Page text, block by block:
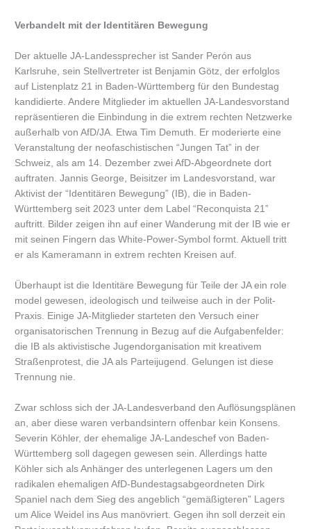
Verbandelt mit der Identitären Bewegung
Der aktuelle JA-Landessprecher ist Sander Perón aus
Karlsruhe, sein Stellvertreter ist Benjamin Götz, der erfolglos
auf Listenplatz 21 in Baden-Württemberg für den Bundestag
kandidierte. Andere Mitglieder im aktuellen JA-Landesvorstand
repräsentieren die Einbindung in die extrem rechten Netzwerke
außerhalb von AfD/JA. Etwa Tim Demuth. Er moderierte eine
Veranstaltung der neofaschistischen “Jungen Tat” in der
Schweiz, als am 14. Dezember zwei AfD-Abgeordnete dort
auftraten. Jannis George, Beisitzer im Landesvorstand, war
Aktivist der “Identitären Bewegung” (IB), die in Baden-
Württemberg seit 2023 unter dem Label “Reconquista 21”
auftritt. Bilder zeigen ihn auf einer Wanderung mit der IB wie er
mit seinen Fingern das White-Power-Symbol formt. Aktuell tritt
er als Kameramann in extrem rechten Kreisen auf.
Überhaupt ist die Identitäre Bewegung für Teile der JA ein role
model gewesen, ideologisch und teilweise auch in der Polit-
Praxis. Einige JA-Mitglieder starteten den Versuch einer
organisatorischen Trennung in Bezug auf die Aufgabenfelder:
die IB als aktivistische Jugendorganisation mit kreativem
Straßenprotest, die JA als Parteijugend. Gelungen ist diese
Trennung nie.
Zwar schloss sich der JA-Landesverband den Auflösungsplänen
an, aber diese waren verbandsintern offenbar kein Konsens.
Severin Köhler, der ehemalige JA-Landeschef von Baden-
Württemberg soll dagegen gewesen sein. Allerdings hatte
Köhler sich als Anhänger des unterlegenen Lagers um den
radikalen ehemaligen AfD-Bundestagsabgeordneten Dirk
Spaniel nach dem Sieg des angeblich “gemäßigteren” Lagers
um Alice Weidel ins Aus manövriert. Gegen ihn soll derzeit ein